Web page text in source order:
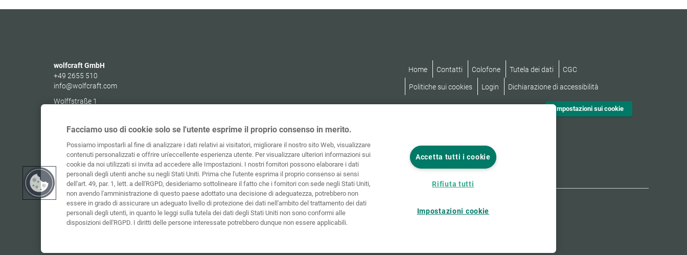
wolfcraft GmbH
+49 2655 510
info@wolfcraft.com
Wolffstraße 1
Home Contatti Colofone Tutela dei dati CGC
Politiche sui cookies Login Dichiarazione di accessibilità
Impostazioni sui cookie
Facciamo uso di cookie solo se l'utente esprime il proprio consenso in merito.
Possiamo impostarli al fine di analizzare i dati relativi ai visitatori, migliorare il nostro sito Web, visualizzare
contenuti personalizzati e offrire un'eccellente esperienza utente. Per visualizzare ulteriori informazioni sui
cookie da noi utilizzati si invita ad accedere alle Impostazioni. I nostri fornitori possono elaborare i dati
personali degli utenti anche su negli Stati Uniti. Prima che l'utente esprima il proprio consenso ai sensi
dell'art. 49, par. 1, lett. a dell'RGPD, desideriamo sottolineare il fatto che i fornitori con sede negli Stati Uniti,
non avendo l'amministrazione di questo paese adottato una decisione di adeguatezza, potrebbero non
essere in grado di assicurare un adeguato livello di protezione dei dati nell'ambito del trattamento dei dati
personali degli utenti, in quanto le leggi sulla tutela dei dati degli Stati Uniti non sono conformi alle
disposizioni dell'RGPD. I diritti delle persone interessate potrebbero dunque non essere applicabili.
Accetta tutti i cookie
Rifiuta tutti
Impostazioni cookie